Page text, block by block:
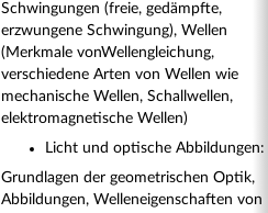
Schwingungen (freie, gedämpfte,
erzwungene Schwingung), Wellen
(Merkmale vonWellengleichung,
verschiedene Arten von Wellen wie
mechanische Wellen, Schallwellen,
elektromagnetische Wellen)
Licht und optische Abbildungen:
Grundlagen der geometrischen Optik,
Abbildungen, Welleneigenschaften von